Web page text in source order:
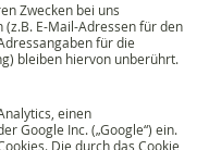
Zwecken bei uns
E-Mail-Adressen für den
für die
bleiben hiervon unberührt.
einen
Google Inc. („Google“) ein.
Die durch das Cookie